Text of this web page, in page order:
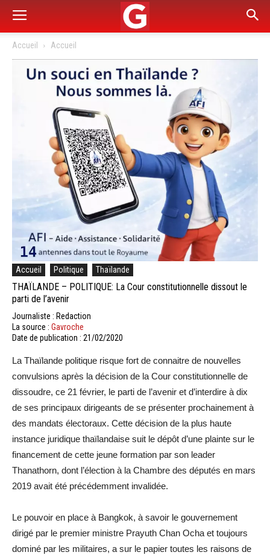
Accueil Accueil
Accueil Politique Thaïlande
THAÏLANDE – POLITIQUE: La Cour constitutionnelle dissout le
parti de l’avenir
Journaliste : Redaction
La source : Gavroche
Date de publication : 21/02/2020
La Thaïlande politique risque fort de connaitre de nouvelles
convulsions après la décision de la Cour constitutionnelle de
dissoudre, ce 21 février, le parti de l’avenir et d’interdire à dix
de ses principaux dirigeants de se présenter prochainement à
des mandats électoraux. Cette décision de la plus haute
instance juridique thaïlandaise suit le dépôt d’une plainte sur le
financement de cette jeune formation par son leader
Thanathorn, dont l’élection à la Chambre des députés en mars
2019 avait été précédemment invalidée.
Le pouvoir en place à Bangkok, à savoir le gouvernement
dirigé par le premier ministre Prayuth Chan Ocha et toujours
dominé par les militaires, a sur le papier toutes les raisons de